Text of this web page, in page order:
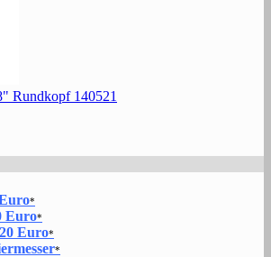
Rundkopf 140521
*
Euro*
Euro*
*